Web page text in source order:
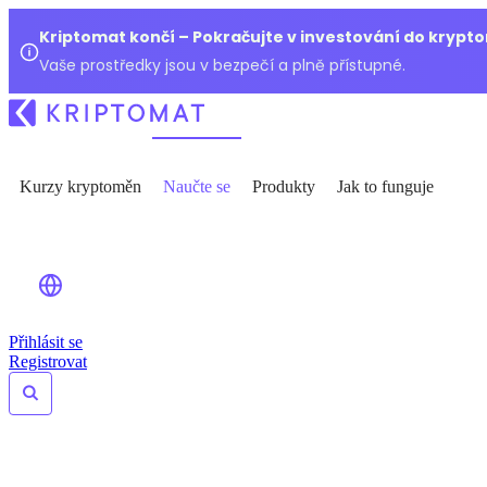
Kriptomat končí – Pokračujte v investování do
Vaše prostředky jsou v bezpečí a plně přístupné.
Kurzy kryptoměn Naučte se Produkty Jak to funguje
Přihlásit se
Registrovat